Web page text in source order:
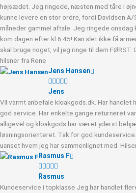
højsædet. Jeg ringede, næsten med tåre i
kunne levere en stor ordre, fordi Davidsen A/
måneder gammel aftale. Jeg ringede onsdag
kom dagen efter kl 6.45! Kan slet ikke få
skal bruge noget, vil jeg ringe til dem
hilsner fra Rene
Jens Hansen

Jens
Vil varmt anbefale kloakgods.dk. Har handlet
god service. Har enkelte gange returneret
alligevel og kloakgods har været yderst
løsningsorienteret. Tak for god
uanset hvem jeg har sammenlignet med.
Rasmus F

Rasmus
Kundeservice i topklasse Jeg har handlet